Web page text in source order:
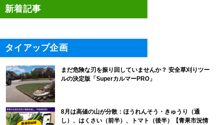
新着記事
タイアップ企画
まだ危険な刃を振り回していませんか？ 安全草刈りツー
ルの決定版「SuperカルマーPRO」
8月は高値の山が分散：ほうれんそう・きゅうり（通
し）、はくさい（前半）、トマト（後半）【青果市況情